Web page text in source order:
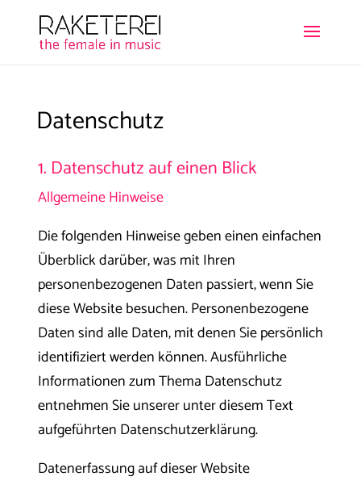
Datenschutz
1. Datenschutz auf einen Blick
Allgemeine Hinweise
Die folgenden Hinweise geben einen einfachen
Überblick darüber, was mit Ihren
personenbezogenen Daten passiert, wenn Sie
diese Website besuchen. Personenbezogene
Daten sind alle Daten, mit denen Sie persönlich
identifiziert werden können. Ausführliche
Informationen zum Thema Datenschutz
entnehmen Sie unserer unter diesem Text
aufgeführten Datenschutzerklärung.
Datenerfassung auf dieser Website